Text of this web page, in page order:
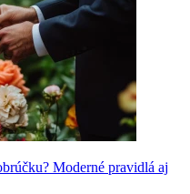
Moderné pravidlá aj